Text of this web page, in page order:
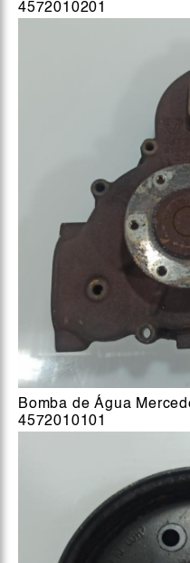
4572010201
Bomba de Água
4572010101